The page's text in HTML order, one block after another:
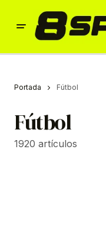
Portada Fútbol
Fútbol
1920 artículos